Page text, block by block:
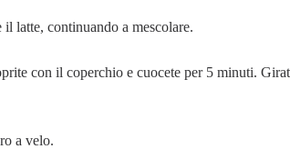
latte, continuando a mescolare.
con il coperchio e cuocete per 5 minuti.
a velo.